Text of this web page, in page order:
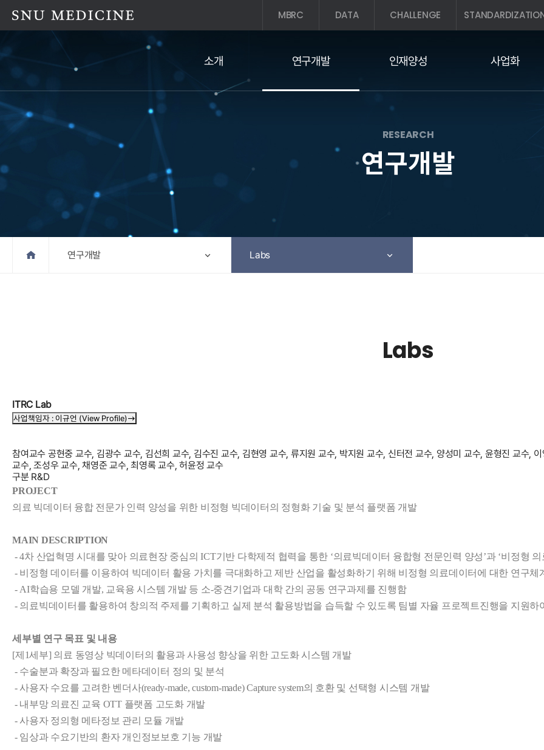
MBRC DATA CHALLENGE
소개 연구개발 인재양성 사업화
RESEARCH
연구개발
연구개발
Labs
Labs
ITRC Lab
사업책임자 : 이규언 (View Profile)
참여교수 공현중 교수, 김광수 교수, 김선희 교수, 김수진 교수, 김현영 교수, 류지원 교수, 박지원 교수, 신터전 교수, 양성미 교수, 윤형진 교수,
교수, 조성우 교수, 채영준 교수, 최영록 교수, 허윤정 교수
구분 R&D
PROJECT
의료 빅데이터 융합 전문가 인력 양성을 위한 비정형 빅데이터의 정형화 기술 및 분석 플랫폼 개발
MAIN DESCRIPTION
- 4차 산업혁명 시대를 맞아 의료현장 중심의 ICT기반 다학제적 협력을 통한 ‘의료빅데이터 융합형 전문인력 양성’과 ‘비정형
- 비정형 데이터를 이용하여 빅데이터 활용 가치를 극대화하고 제반 산업을 활성화하기 위해 비정형 의료데이터에 대한 연구
- AI학습용 모델 개발, 교육용 시스템 개발 등 소-중견기업과 대학 간의 공동 연구과제를 진행함
- 의료빅데이터를 활용하여 창의적 주제를 기획하고 실제 분석 활용방법을 습득할 수 있도록 팀별 자율 프로젝트진행을 지원
세부별 연구 목표 및 내용
[제1세부] 의료 동영상 빅데이터의 활용과 사용성 향상을 위한 고도화 시스템 개발
- 수술분과 확장과 필요한 메타데이터 정의 및 분석
- 사용자 수요를 고려한 벤더사(ready-made, custom-made) Capture system의 호환 및 선택형 시스템 개발
- 내부망 의료진 교육 OTT 플랫폼 고도화 개발
- 사용자 정의형 메타정보 관리 모듈 개발
- 임상과 수요기반의 환자 개인정보보호 기능 개발